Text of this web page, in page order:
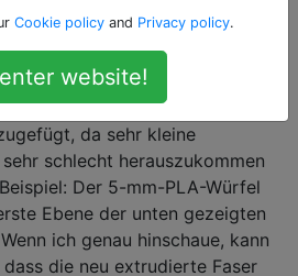
Deckschichten?
Drucker gerade einen
da sehr kleine
schlecht herauszukommen
Der 5-mm-PLA-Würfel
Ebene der unten gezeigten
ich genau hinschaue, kann
dass die neu extrudierte Faser
Cookie policy and Privacy policy.
website!